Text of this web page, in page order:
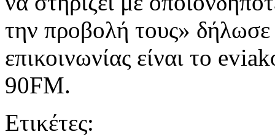
την προβολή τους»
επικοινωνίας είναι το
90FM.
Ετικέτες: